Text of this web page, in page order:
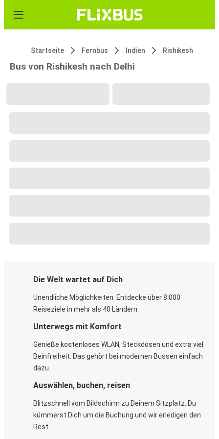
Startseite Fernbus Indien Rishikesh
Bus von Rishikesh nach Delhi
Die Welt wartet auf Dich
Unendliche Möglichkeiten: Entdecke über 8.000
Reiseziele in mehr als 40 Ländern.
Unterwegs mit Komfort
Genieße kostenloses WLAN, Steckdosen und extra viel
Beinfreiheit. Das gehört bei modernen Bussen einfach
dazu.
Auswählen, buchen, reisen
Blitzschnell vom Bildschirm zu Deinem Sitzplatz: Du
kümmerst Dich um die Buchung und wir erledigen den
Rest.